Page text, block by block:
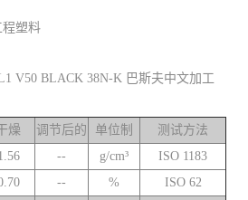
程塑料
V50 BLACK 38N-K 巴斯夫中文加工
燥 调节后的 单位制
测试方法
-- g/cm³
ISO 1183
-- %
ISO 62